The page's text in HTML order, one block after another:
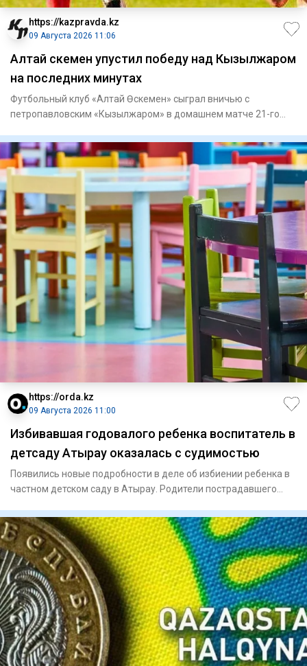
https://kazpravda.kz
09 Августа 2026 11:06
Алтай Өскемен упустил победу над Кызылжаром
на последних минутах
Футбольный клуб «Алтай Өскемен» сыграл вничью с
петропавловским «Кызылжаром» в домашнем матче 21-го
https://orda.kz
09 Августа 2026 11:00
Избивавшая годовалого ребенка воспитатель в
детсаду Атырау оказалась с судимостью
Появились новые подробности в деле об избиении ребенка в
частном детском саду в Атырау. Родители пострадавшего